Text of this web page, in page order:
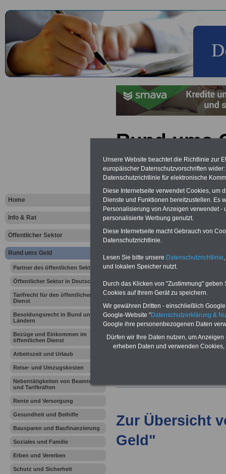
Home
Info & Rat
Öffentlicher Sektor
Rund ums Geld
Partner des öffentlichen Sektors
Öffentlicher Sektor in Deutschland
Tarifrecht für den öffentlichen
Dienst
Besoldungsrecht in Bund und
Ländern
Bezüge und Einkommen im
öffentlichen Dienst
Arbeitszeit und Urlaub
Reise- und Umzugskosten
Nebentätigkeiten von Beamten
und Tarifkräften
Rente und Versorgung
Gesundheit und Beihilfe
Bausparen und Baufinanzierung
Soziales und Familie
Erben und Vererben
Schutz und Sicherheit
Rund ums
Hinweise
Vorteile für den
Berufsunfähigkeitsabsicherung
-
Krankenzusatzversicherung
Online-Vergleich Gesetzliche
Zahnzusatzversicherung-
Ihr
den Fall der
Zur Übersicht
Geld"
Unsere Website beachtet die Richtlinie zur
europäischer Datenschutzvorschriften
Datenschutzrichtlinie für elektronische
Diese Internetseite verwendet Cookies, um
Dienste und Funktionen bereitzustellen. Es
Personalisierung von Anzeigen verwendet
personalisierte Werbung genutzt.
Diese Internetseite macht Gebrauch von
Datenschutzrichtlinie.
Lesen Sie bitte unsere Datenschutzrichtlinie
und lokalen Speicher nutzt.
Durch das Klicken von "Zustimmung"
Cookies auf Ihrem Gerät zu speichern.
Wir gewähren Dritten - einschließlich
Google-Website "Datenschutzerklärung &
Google ihre personenbezogenen Daten
Dürfen wir Ihre Daten nutzen, um
erheben Daten und verwenden